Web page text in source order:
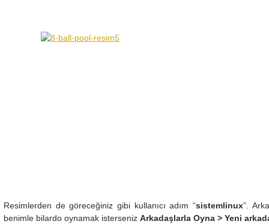
Resimlerden de göreceğiniz gibi kullanıcı adım “sistemlinux”.
benimle bilardo oynamak isterseniz Arkadaşlarla Oyna > Yeni